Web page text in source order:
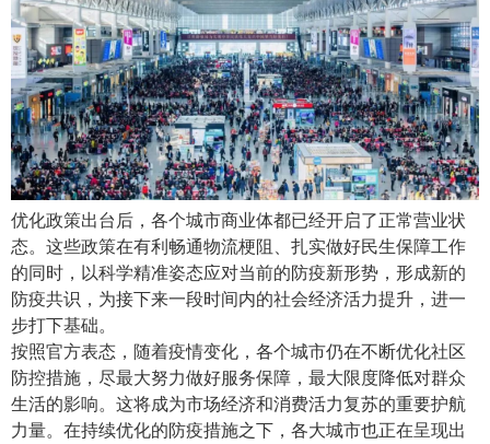
优化政策出台后，各个城市商业体都已经开启了正常营业状
态。这些政策在有利畅通物流梗阻、扎实做好民生保障工作
的同时，以科学精准姿态应对当前的防疫新形势，形成新的
防疫共识，为接下来一段时间内的社会经济活力提升，进一
步打下基础。
按照官方表态，随着疫情变化，各个城市仍在不断优化社区
防控措施，尽最大努力做好服务保障，最大限度降低对群众
生活的影响。这将成为市场经济和消费活力复苏的重要护航
力量。在持续优化的防疫措施之下，各大城市也正在呈现出